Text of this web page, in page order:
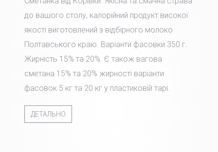
до вашого столу, калорійний продукт високої
якості виготовлений з відбірного молоко
Полтавського краю. Варіанти фасовки 350 г.
Жирність 15% та 20%. Є також вагова
сметана 15% та 20% жирності варіанти
фасовок 5 кг та 20 кг у пластиковій тарі.
ДЕТАЛЬНО